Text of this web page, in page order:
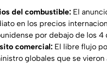
del combustible: El
en los precios
por debajo de los 4
comercial: El libre flujo
globales que se